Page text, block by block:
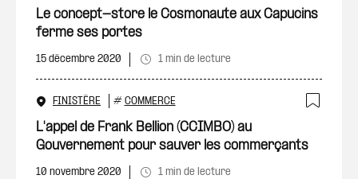
Le concept-store le Cosmonaute aux Capucins
ferme ses portes
15 décembre 2020 1 min de lecture
FINISTÈRE # COMMERCE
L'appel de Frank Bellion (CCIMBO) au
Gouvernement pour sauver les commerçants
10 novembre 2020 1 min de lecture